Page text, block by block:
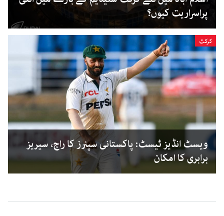
پراسراریت کیوں؟
کرکٹ
ویسٹ انڈیز ٹیسٹ: پاکستانی سپنرز کا راج، سیریز
برابری کا امکان